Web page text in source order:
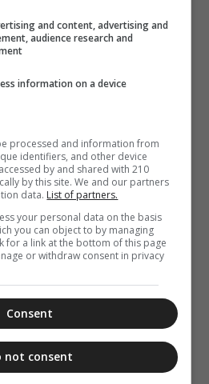
and content, advertising and
audience research and
information on a device
processed and information from
identifiers, and other device
by and shared with 210
by this site. We and our partners
data. List of partners.
your personal data on the basis
you can object to by managing
for a link at the bottom of this page
or withdraw consent in privacy
Consent
not consent